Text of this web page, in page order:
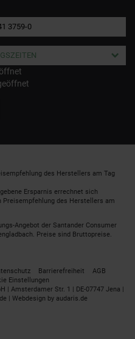
3759-0
des Herstellers am Tag
Ersparnis errechnet sich
Preisempfehlung des Herstellers am
Angebot der Santander Consumer
Preise sind Bruttopreise.
Barrierefreiheit
AGB
Einstellungen
| Amsterdamer Str. 1 | DE-07747 Jena |
| Webdesign by audaris.de